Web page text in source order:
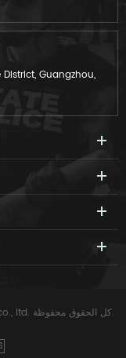
Guangzhou,
© China xinxing guangzhou import & export co., ltd. كل الحقوق محفوظة.